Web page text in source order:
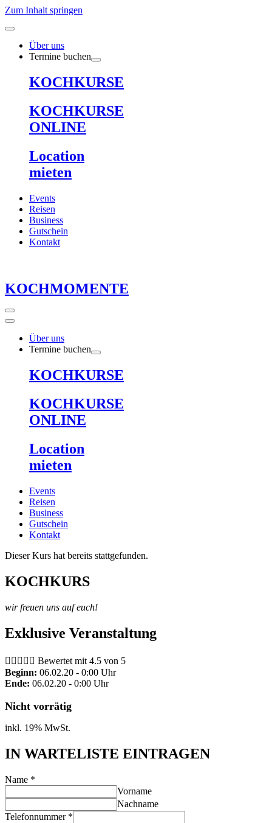
Zum Inhalt springen
Über uns
Termine buchen
KOCHKURSE
KOCHKURSE
ONLINE
Location
mieten
Events
Reisen
Business
Gutschein
Kontakt
KOCHMOMENTE
Über uns
Termine buchen
KOCHKURSE
KOCHKURSE
ONLINE
Location
mieten
Events
Reisen
Business
Gutschein
Kontakt
Dieser Kurs hat bereits stattgefunden.
KOCHKURS
wir freuen uns auf euch!
Exklusive Veranstaltung
     Bewertet mit 4.5 von 5
Beginn: 06.02.20 - 0:00 Uhr
Ende: 06.02.20 - 0:00 Uhr
Nicht vorrätig
inkl. 19% MwSt.
IN WARTELISTE EINTRAGEN
Name *
Vorname
Nachname
Telefonnummer *